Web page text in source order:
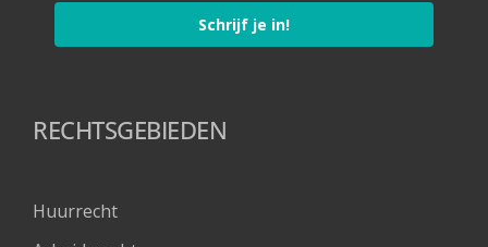
Schrijf je in!
RECHTSGEBIEDEN
Huurrecht